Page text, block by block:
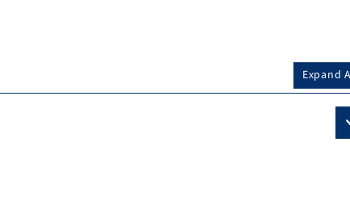
Expand